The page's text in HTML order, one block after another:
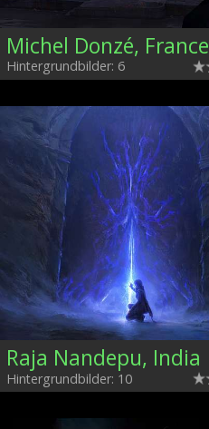
Michel Donzé, France
Hintergrundbilder: 6
Raja Nandepu, India
Hintergrundbilder: 10